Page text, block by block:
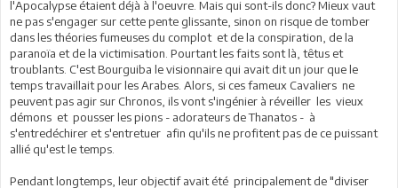
l'Apocalypse étaient déjà à l'oeuvre. Mais qui sont-ils donc? Mieux vaut
ne pas s'engager sur cette pente glissante, sinon on risque de tomber
dans les théories fumeuses du complot et de la conspiration, de la
paranoïa et de la victimisation. Pourtant les faits sont là, têtus et
troublants. C'est Bourguiba le visionnaire qui avait dit un jour que le
temps travaillait pour les Arabes. Alors, si ces fameux Cavaliers ne
peuvent pas agir sur Chronos, ils vont s'ingénier à réveiller les vieux
démons et pousser les pions - adorateurs de Thanatos - à
s'entredéchirer et s'entretuer afin qu'ils ne profitent pas de ce puissant
allié qu'est le temps.
Pendant longtemps, leur objectif avait été principalement de "diviser